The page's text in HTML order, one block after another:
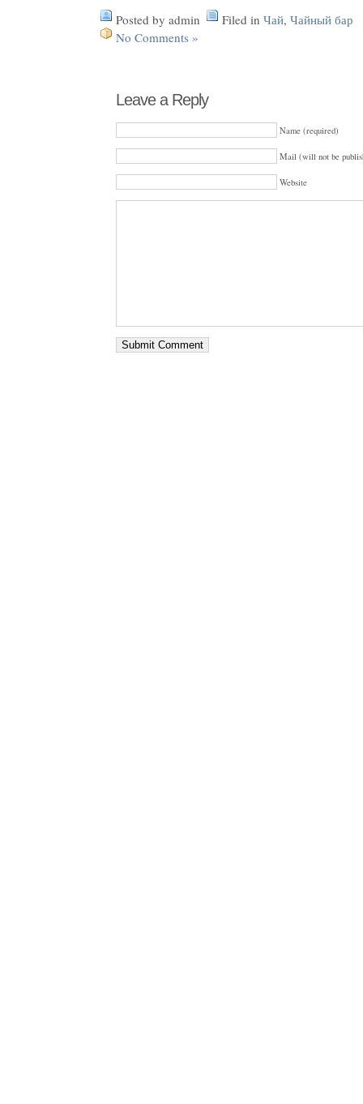
Posted by admin Filed in Чай, Чайный бар
No Comments »
Leave a Reply
Name (required)
Mail (will not be
Website